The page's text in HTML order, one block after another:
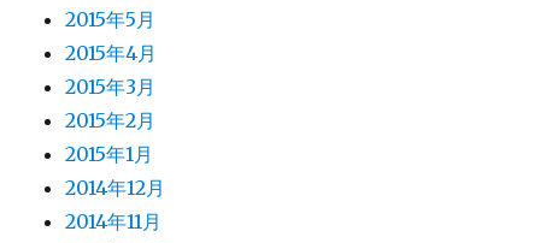
2015年5月
2015年4月
2015年3月
2015年2月
2015年1月
2014年12月
2014年11月